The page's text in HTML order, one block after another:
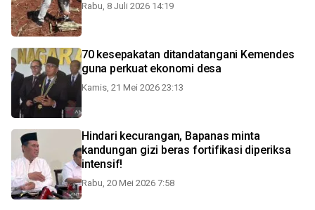
Rabu, 8 Juli 2026 14:19
70 kesepakatan ditandatangani Kemendes
guna perkuat ekonomi desa
Kamis, 21 Mei 2026 23:13
Hindari kecurangan, Bapanas minta
kandungan gizi beras fortifikasi diperiksa
intensif!
Rabu, 20 Mei 2026 7:58